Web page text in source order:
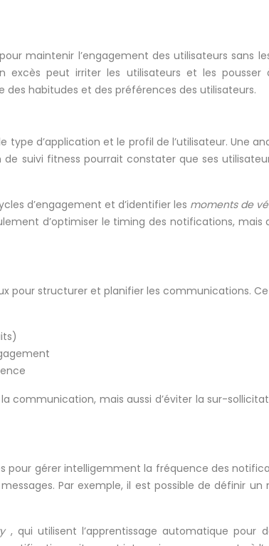
maintenir l’engagement des utilisateurs sans
peut irriter les utilisateurs et les pousser
habitudes et des préférences des utilisateurs.
d’application et le profil de l’utilisateur. Une
suivi fitness pourrait constater que ses
d’engagement et d’identifier les moments de
d’optimiser le timing des notifications,
pour structurer et planifier les communications.
communication, mais aussi d’éviter la sur-
gérer intelligemment la fréquence des
Par exemple, il est possible de définir
, qui utilisent l’apprentissage automatique pour